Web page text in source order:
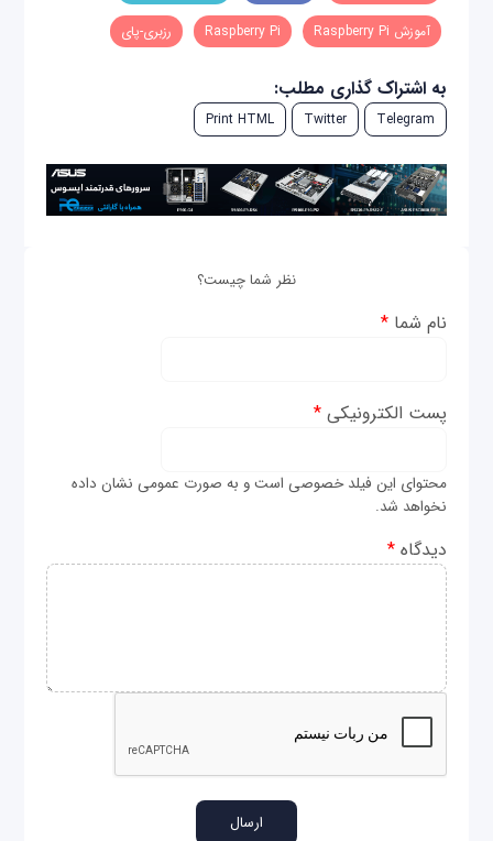
آموزش Raspberry Pi Raspberry Pi رزبری-پای
به اشتراک گذاری مطلب:
Telegram
Twitter
Print HTML
نظر شما چیست؟
نام شما*
پست الکترونیکی*
محتوای این فیلد خصوصی است و به صورت عمومی نشان داده
نخواهد شد.
دیدگاه*